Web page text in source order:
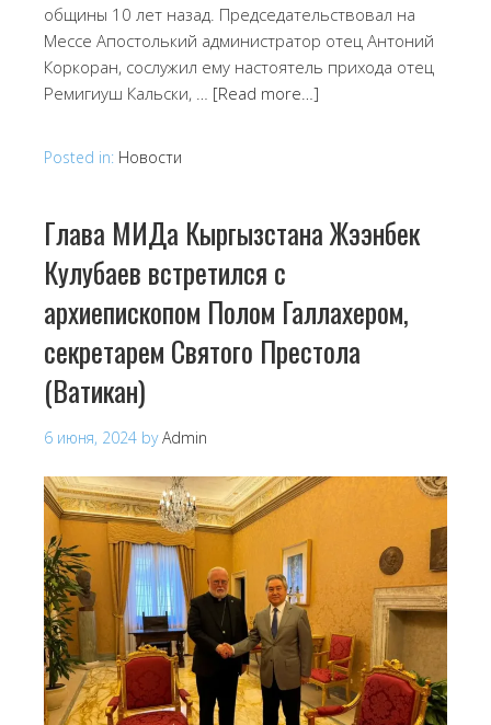
общины 10 лет назад. Председательствовал на
Мессе Апостолький администратор отец Антоний
Коркоран, сослужил ему настоятель прихода отец
Ремигиуш Кальски, … [Read more…]
Posted in: Новости
Глава МИДа Кыргызстана Жээнбек
Кулубаев встретился с
архиепископом Полом Галлахером,
секретарем Святого Престола
(Ватикан)
6 июня, 2024 byAdmin